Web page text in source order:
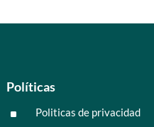
Políticas
^ Politicas de privacidad